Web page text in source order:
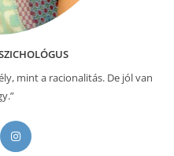
mint a racionalitás. De jól van